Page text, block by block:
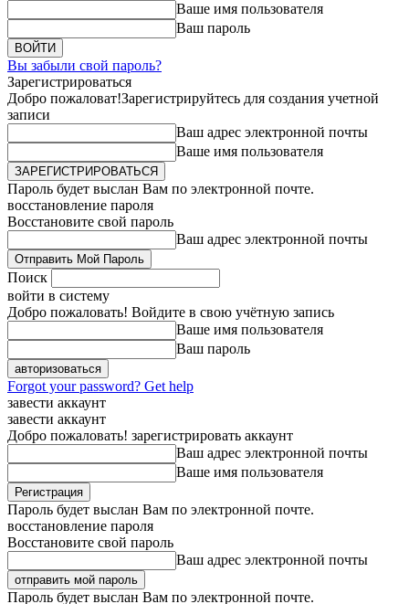
Ваше имя пользователя
Ваш пароль
Вы забыли свой пароль?
Зарегистрироваться
Добро пожаловат!Зарегистрируйтесь для создания учетной
записи
Ваш адрес электронной почты
Ваше имя пользователя
Пароль будет выслан Вам по электронной почте.
восстановление пароля
Восстановите свой пароль
Ваш адрес электронной почты
Поиск
войти в систему
Добро пожаловать! Войдите в свою учётную запись
Ваше имя пользователя
Ваш пароль
Forgot your password? Get help
завести аккаунт
завести аккаунт
Добро пожаловать! зарегистрировать аккаунт
Ваш адрес электронной почты
Ваше имя пользователя
Пароль будет выслан Вам по электронной почте.
восстановление пароля
Восстановите свой пароль
Ваш адрес электронной почты
Пароль будет выслан Вам по электронной почте.